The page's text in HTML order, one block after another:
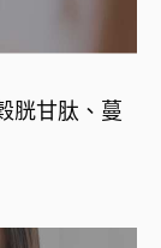
胱甘肽、蔓